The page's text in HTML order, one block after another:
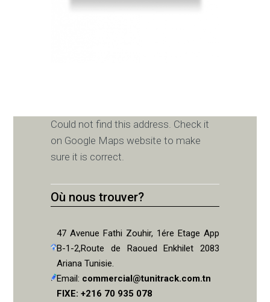
Could not find this address. Check it
on Google Maps website to make
sure it is correct.
Où nous trouver?
47 Avenue Fathi Zouhir, 1ére Etage App
B-1-2,Route de Raoued Enkhilet 2083
Ariana Tunisie.
Email: commercial@tunitrack.com.tn
FIXE: +216 70 935 078